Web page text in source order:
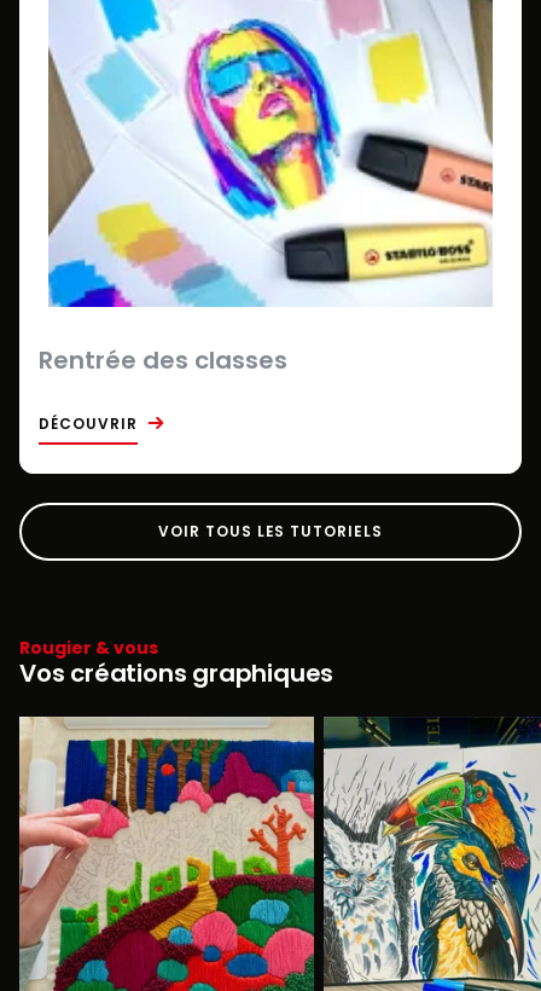
Rentrée des classes
DÉCOUVRIR
VOIR TOUS LES TUTORIELS
Rougier & vous
Vos créations graphiques